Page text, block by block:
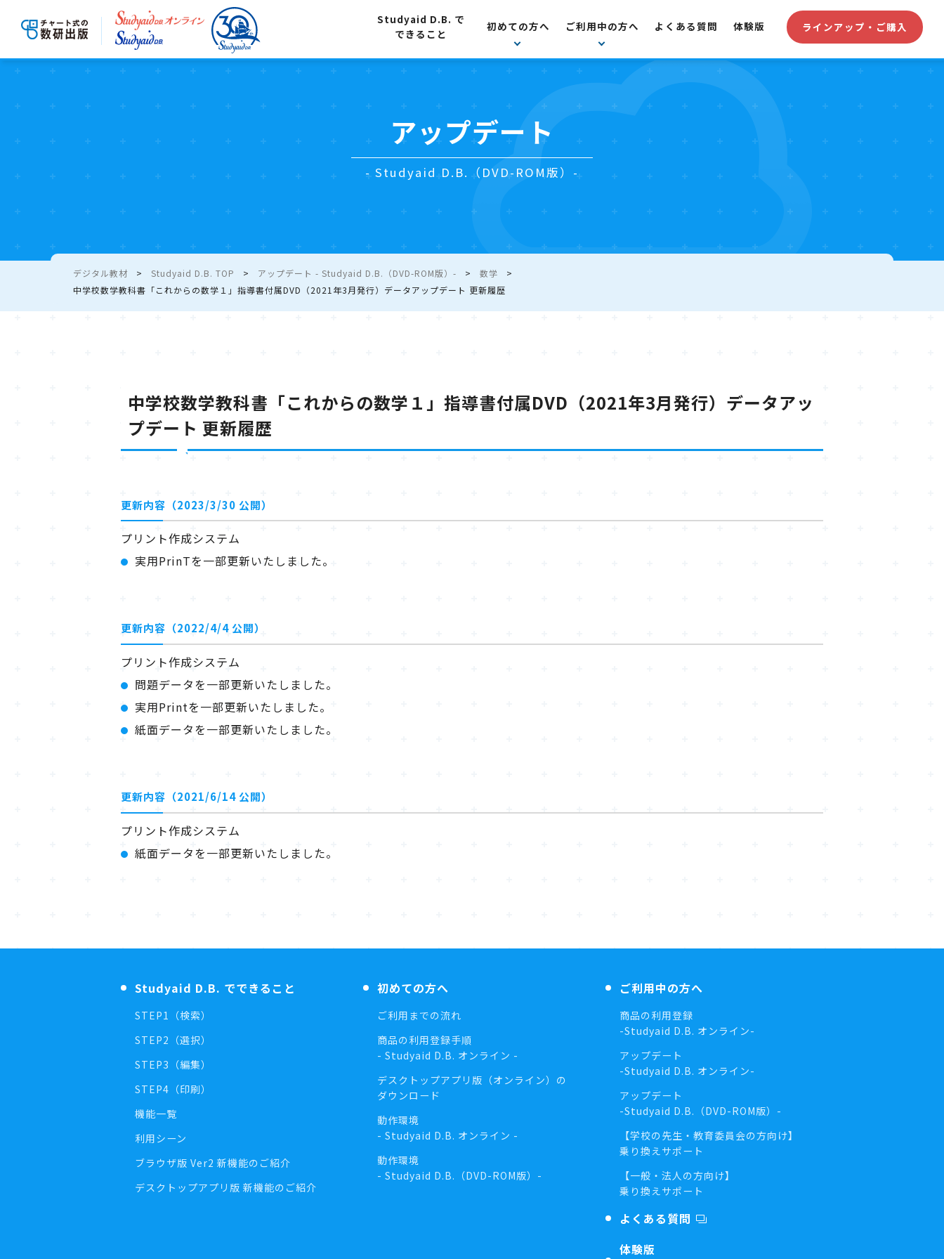
Studyaid D.B. で
できること
初めての方へ ご利用中の方へ よくある質問 体験版 ラインアップ・ご購入
アップデート
- Studyaid D.B.（DVD-ROM版）-
デジタル教材 Studyaid D.B. TOP アップデート - Studyaid D.B.（DVD-ROM版）-
数学
中学校数学教科書「これからの数学１」指導書付属DVD（2021年3月発行）データアップデート 更新履歴
中学校数学教科書「これからの数学１」指導書付属DVD（2021年3月発行）データアッ
プデート 更新履歴
更新内容（2023/3/30 公開）
プリント作成システム
実用PrinTを一部更新いたしました。
更新内容（2022/4/4 公開）
プリント作成システム
問題データを一部更新いたしました。
実用Printを一部更新いたしました。
紙面データを一部更新いたしました。
更新内容（2021/6/14 公開）
プリント作成システム
紙面データを一部更新いたしました。
Studyaid D.B. でできること
STEP1（検索）
STEP2（選択）
STEP3（編集）
STEP4（印刷）
機能一覧
利用シーン
ブラウザ版 Ver2 新機能のご紹介
デスクトップアプリ版 新機能のご紹介
初めての方へ
ご利用までの流れ
商品の利用登録手順
- Studyaid D.B. オンライン -
デスクトップアプリ版（オンライン）の
ダウンロード
動作環境
- Studyaid D.B. オンライン -
動作環境
- Studyaid D.B.（DVD-ROM版）-
ご利用中の方へ
商品の利用登録
-Studyaid D.B. オンライン-
アップデート
-Studyaid D.B. オンライン-
アップデート
-Studyaid D.B.（DVD-ROM版）-
【学校の先生・教育委員会の方向け】
乗り換えサポート
【一般・法人の方向け】
乗り換えサポート
よくある質問
体験版